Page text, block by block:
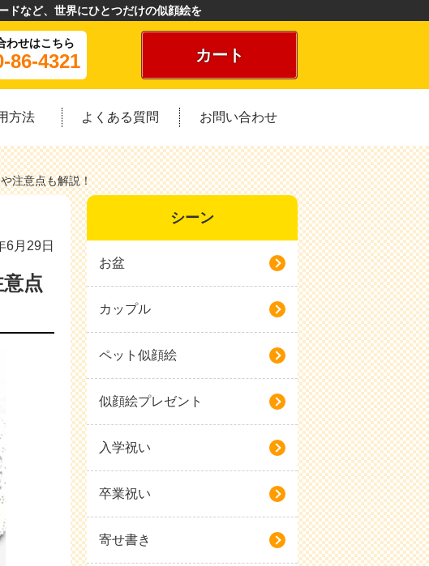
ドなど、世界にひとつだけの似顔絵を
わせはこちら
86-4321 カート
方法 よくある質問 お問い合わせ
注意点も解説！
6月29日
点
シーン
お盆
カップル
ペット似顔絵
似顔絵プレゼント
入学祝い
卒業祝い
寄せ書き